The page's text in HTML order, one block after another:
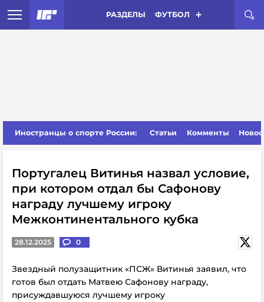
РАЗДЕЛЫ ФУТБОЛ
Иностранцы о спорте России: Статьи Комменты
Португалец Витинья назвал условие,
при котором отдал бы Сафонову
награду лучшему игроку
Межконтинентального кубка
28.12.2025 0
Звездный полузащитник «ПСЖ» Витинья заявил, что
готов был отдать Матвею Сафонову награду,
присуждавшуюся лучшему игроку